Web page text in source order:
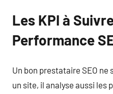
Les KPI à
Performance
Un bon prestataire SEO ne
un site, il analyse aussi les